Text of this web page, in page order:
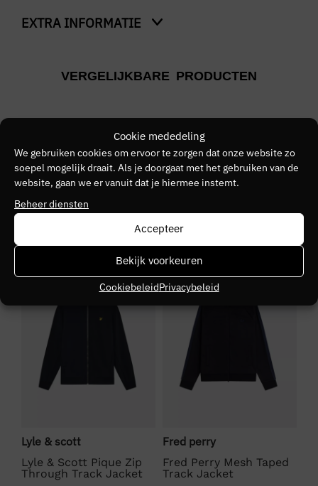
Cookie mededeling
We gebruiken cookies om ervoor te zorgen dat onze website zo
soepel mogelijk draait. Als je doorgaat met het gebruiken van de
website, gaan we er vanuit dat je hiermee instemt.
Beheer diensten
Accepteer
Bekijk voorkeuren
CookiebeleidPrivacybeleid
Pique Zip Through Track Jacket
EXTRA INFORMATIE
Zand
LYLE & SCOTT
Kleurnummer
81
VZ26
Kleurgroep
VERGELIJKBARE PRODUCTEN
Lyle & scott
Lyle & Scott Pique Zip
Through Track Jacket
SALE
Fred perry
Fred Perry Mesh Taped
Track Jacket